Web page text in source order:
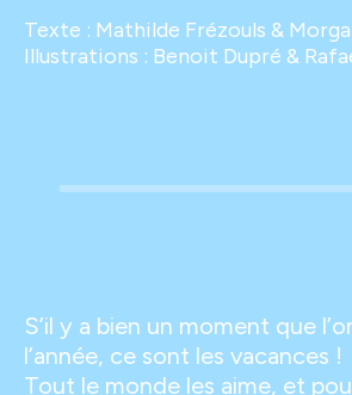
Texte : Mathilde Frézouls &
Illustrations : Benoit Dupré &
S’il y a bien un moment que
l’année, ce sont les vacances !
Tout le monde les aime, et